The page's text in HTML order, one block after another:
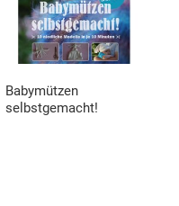
Babymützen
selbstgemacht!